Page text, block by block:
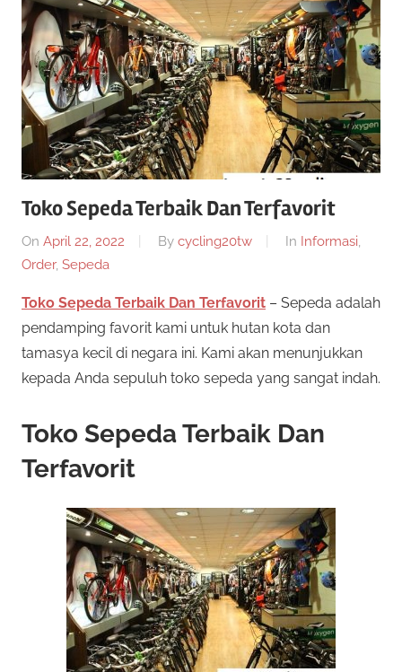
twenty20
cycling
Toko Sepeda Terbaik Dan Terfavorit
On April 22, 2022 By cycling20tw In Informasi,
Order, Sepeda
Toko Sepeda Terbaik Dan Terfavorit – Sepeda adalah
pendamping favorit kami untuk hutan kota dan
tamasya kecil di negara ini. Kami akan menunjukkan
kepada Anda sepuluh toko sepeda yang sangat indah.
Toko Sepeda Terbaik Dan
Terfavorit